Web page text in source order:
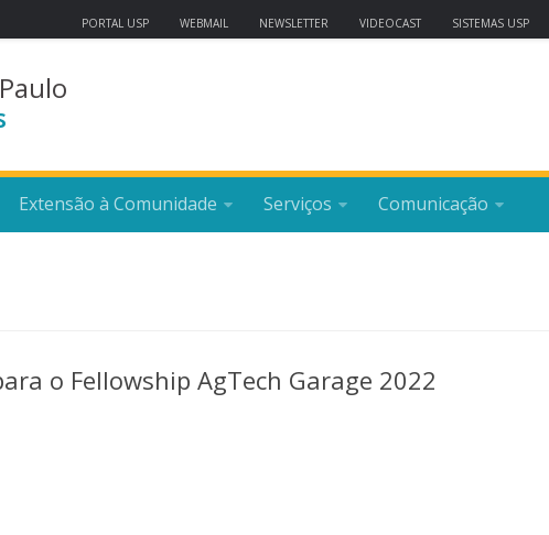
PORTAL USP WEBMAIL NEWSLETTER VIDEOCAST SISTEMAS USP
Extensão à Comunidade Serviços Comunicação
o Fellowship AgTech Garage 2022